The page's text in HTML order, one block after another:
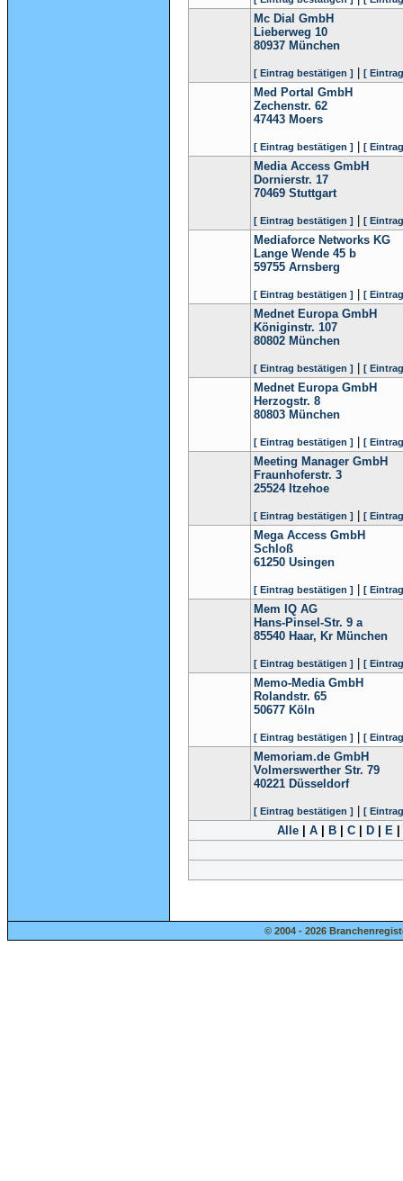
Mc Dial GmbH
Lieberweg 10
80937 München
[ Eintrag bestätigen ] [
Med Portal GmbH
Zechenstr. 62
47443 Moers
[ Eintrag bestätigen ] [
Media Access GmbH
Dornierstr. 17
70469 Stuttgart
[ Eintrag bestätigen ] [
Mediaforce Networks KG
Lange Wende 45 b
59755 Arnsberg
[ Eintrag bestätigen ] [
Mednet Europa GmbH
Königinstr. 107
80802 München
[ Eintrag bestätigen ] [
Mednet Europa GmbH
Herzogstr. 8
80803 München
[ Eintrag bestätigen ] [
Meeting Manager GmbH
Fraunhoferstr. 3
25524 Itzehoe
[ Eintrag bestätigen ] [
Mega Access GmbH
Schloß
61250 Usingen
[ Eintrag bestätigen ] [
Mem IQ AG
Hans-Pinsel-Str. 9 a
85540 Haar, Kr München
[ Eintrag bestätigen ] [
Memo-Media GmbH
Rolandstr. 65
50677 Köln
[ Eintrag bestätigen ] [
Memoriam.de GmbH
Volmerswerther Str. 79
40221 Düsseldorf
[ Eintrag bestätigen ] [
Alle| A| B| C| D| E|
© 2004 - 2026